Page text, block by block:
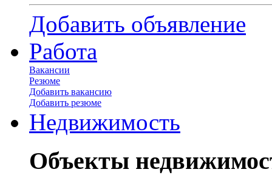
Добавить объявление
Работа
Вакансии
Резюме
Добавить вакансию
Добавить резюме
Недвижимость
Объекты